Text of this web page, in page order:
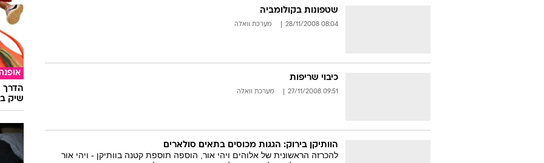
שטפונות בקולומביה
08:04 28/11/2008 מערכת וואלה
כיבוי שריפות
09:51 27/11/2008 מערכת וואלה
הוותיקן בירוק: הגגות מכוסים בתאים סולארים
להכרזה הראשונית של אלוהים ויהי אור, הוספה תוספת קטנה בוותיקן - ויהי אור
אופנה
הדרך
שיק